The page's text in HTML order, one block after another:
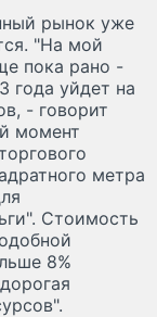
рынок уже
"На мой
пока рано -
года уйдет на
- говорит
момент
метра
Стоимость
8%